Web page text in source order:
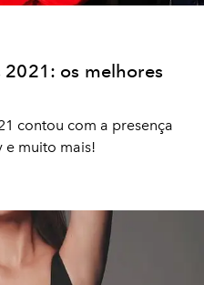
2021: os melhores
contou com a presença
e muito mais!